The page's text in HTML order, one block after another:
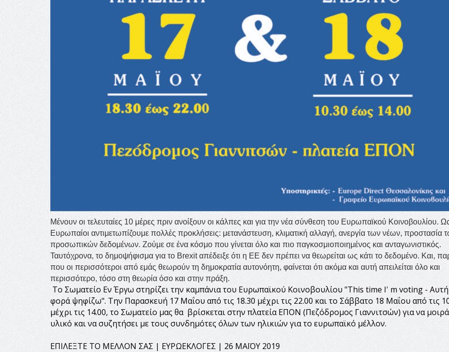
Μένουν οι τελευταίες 10 μέρες πριν ανοίξουν οι κάλπες και για την νέα σύνθεση του Ευρωπαϊκού Κοινοβουλίου.
Ευρωπαίοι αντιμετωπίζουμε πολλές προκλήσεις: μετανάστευση, κλιματική αλλαγή, ανεργία των νέων, προστασία
προσωπικών δεδομένων. Ζούμε σε ένα κόσμο που γίνεται όλο και πιο παγκοσμιοποιημένος και ανταγωνιστικός.
Ταυτόχρονα, το δημοψήφισμα για το Brexit απέδειξε ότι η ΕΕ δεν πρέπει να θεωρείται ως κάτι το δεδομένο. Και,
που οι περισσότεροι από εμάς θεωρούν τη δημοκρατία αυτονόητη, φαίνεται ότι ακόμα και αυτή απειλείται όλο και
περισσότερο, τόσο στη θεωρία όσο και στην πράξη.
Το Σωματείο Εν Έργω στηρίζει την καμπάνια του Ευρωπαϊκού Κοινοβουλίου "This time I' m voting -
φορά ψηφίζω". Την Παρασκευή 17 Μαΐου από τις 18.30 μέχρι τις 22.00 και το Σάββατο 18 Μαΐου από τις
μέχρι τις 14.00, το Σωματείο μας θα βρίσκεται στην πλατεία ΕΠΟΝ (Πεζόδρομος Γιαννιτσών) για να
υλικό και να συζητήσει με τους συνδημότες όλων των ηλικιών για το ευρωπαϊκό μέλλον.
ΕΠΙΛΕΞΤΕ ΤΟ ΜΕΛΛΟΝ ΣΑΣ | ΕΥΡΩΕΚΛΟΓΕΣ | 26 ΜΑΪΟΥ 2019